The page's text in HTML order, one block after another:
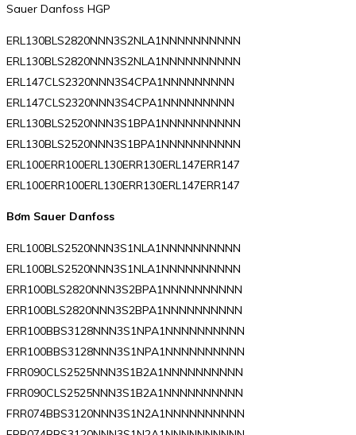
Sauer Danfoss HGP
ERL130BLS2820NNN3S2NLA1NNNNNNNNNN
ERL130BLS2820NNN3S2NLA1NNNNNNNNNN
ERL147CLS2320NNN3S4CPA1NNNNNNNNN
ERL147CLS2320NNN3S4CPA1NNNNNNNNN
ERL130BLS2520NNN3S1BPA1NNNNNNNNNN
ERL130BLS2520NNN3S1BPA1NNNNNNNNNN
ERL100ERR100ERL130ERR130ERL147ERR147
ERL100ERR100ERL130ERR130ERL147ERR147
Bơm Sauer Danfoss
ERL100BLS2520NNN3S1NLA1NNNNNNNNNN
ERL100BLS2520NNN3S1NLA1NNNNNNNNNN
ERR100BLS2820NNN3S2BPA1NNNNNNNNNN
ERR100BLS2820NNN3S2BPA1NNNNNNNNNN
ERR100BBS3128NNN3S1NPA1NNNNNNNNNN
ERR100BBS3128NNN3S1NPA1NNNNNNNNNN
FRR090CLS2525NNN3S1B2A1NNNNNNNNNN
FRR090CLS2525NNN3S1B2A1NNNNNNNNNN
FRR074BBS3120NNN3S1N2A1NNNNNNNNNN